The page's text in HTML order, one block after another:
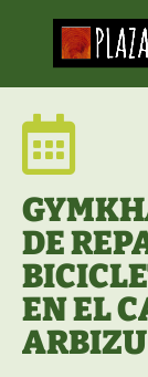

DE
EN EL
ARBIZU